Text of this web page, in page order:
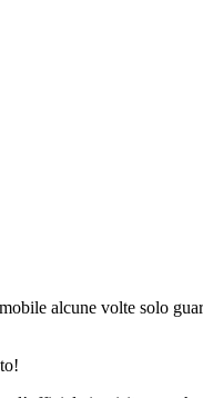
alcune volte solo